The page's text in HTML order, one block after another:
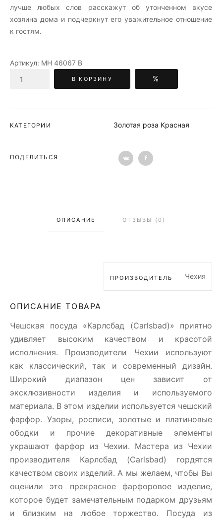
лучше любых слов расскажут об утонченном вкусе
хозяина дома и подчеркнут его уважительное отношение
к гостям.
Артикул: МН 46067 В
В КОРЗИНУ %
КАТЕГОРИИ Золотая роза Красная
ПОДЕЛИТЬСЯ
ОПИСАНИЕ ОТЗЫВЫ (0)
ПРОИЗВОДИТЕЛЬ Чехия
ОПИСАНИЕ ТОВАРА
Чешская посуда «Карлсбад (Carlsbad)» приятно
удивляет высоким качеством и красотой
исполнения. Производители Чехии используют
как классический, так и современный дизайн.
Широкий диапазон цен зависит от
эксклюзивности изделия и используемого
материала. В этом изделии используется чешский
фарфор. Узоры, росписи, золотые и платиновые
ободки и прочие декоративные элементы
украшают фарфор из Чехии. Мастера из Чехии
производителя Карлсбад (Carlsbad) гордятся
качеством своих изделий. А мы желаем, чтобы Вы
оценили это прекрасное фарфоровое изделие,
которое будет замечательным подарком друзьям
и близким на любое торжество. Посуда из